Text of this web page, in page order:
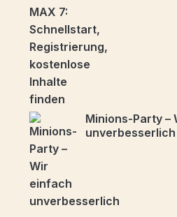
Minions-Party –
unverbesserlich